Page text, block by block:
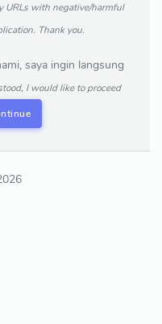
URLs with negative/harmful
Thank you.
saya ingin langsung
I would like to proceed